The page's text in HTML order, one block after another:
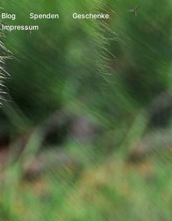
Blog Spenden
Geschenke
Impressum